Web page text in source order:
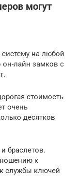
могут
на любой
он-лайн замков с
стоимость
очень
десятков
браслетов.
к
службы ключей